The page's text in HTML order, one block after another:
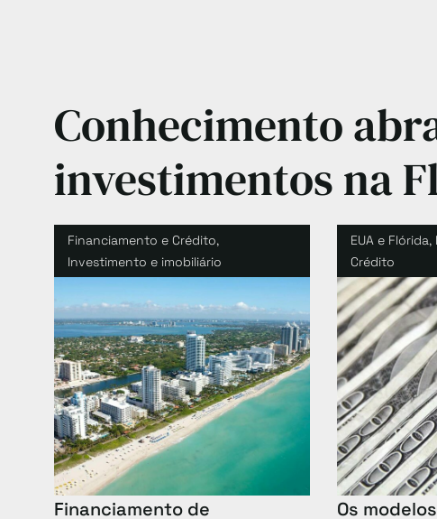
Conhecimento
investimentos na
Financiamento e Crédito,
Investimento e imobiliário
Financiamento de
EUA e Flórida,
Crédito
Os